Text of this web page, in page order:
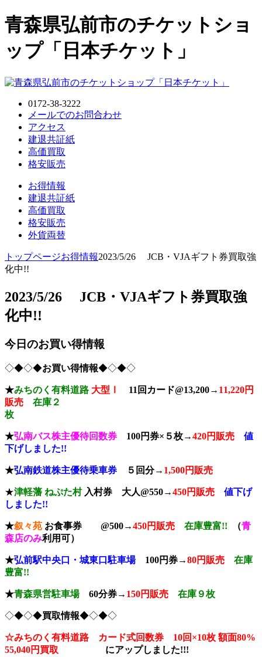
青森県弘前市のチケットショ
ップ「日本チケット」
0172-38-3222
メールでのお問合わせ
アクセス
建退共証紙
高価買取
格安販売
お得情報
建退共証紙
高価買取
格安販売
外貨両替
トップページお得情報2023/5/26 JCB・VJAギフト券買取強
化中!!
2023/5/26 JCB・VJAギフト券買取強
化中!!
今日のお買い得情報
◇◆◇◆お買い得情報◆◇◆◇
★みちのく有料道路 大型Ⅰ 11回カード@13,200→ 11,220円
販売
在庫２
枚
★弘南バス株主優待回数券 100円券×５枚→420円販売
値
下げしました!!
★弘南鉄道株主優待乗車券 ５回分→ 1,500円販売
★津軽藩 ねぷた村 入村券 大人@550→450円販売
値下げ
しました!!
★叙々苑 お食事券 @500→450円販売 在庫豊富!! （青
森店のみ利用可）
★弘前駅中央口 ・城東口駐車場100円券→80円販売
在庫
豊富!!
★青森県営駐車場 60分券→ 150円販売 在庫９枚
◇◆◇◆買取情報◆◇◆◇
☆みちのく有料道路 カード式回数券 10回×10枚 額面80%
55,040円買取 にアップしました!!!